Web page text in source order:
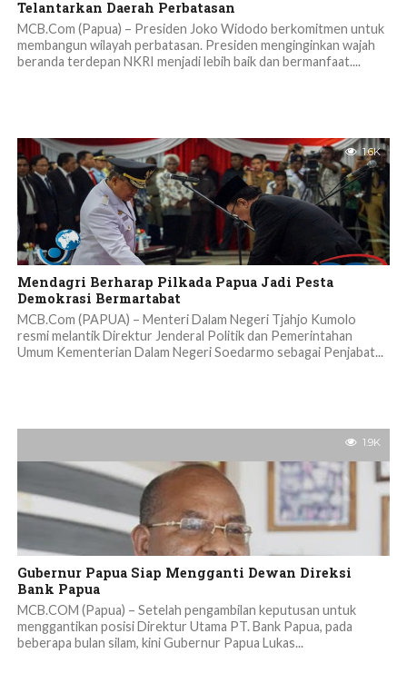
Telantarkan Daerah Perbatasan
MCB.Com (Papua) – Presiden Joko Widodo berkomitmen untuk
membangun wilayah perbatasan. Presiden menginginkan wajah
beranda terdepan NKRI menjadi lebih baik dan bermanfaat....
1.6K
Mendagri Berharap Pilkada Papua Jadi Pesta
Demokrasi Bermartabat
MCB.Com (PAPUA) – Menteri Dalam Negeri Tjahjo Kumolo
resmi melantik Direktur Jenderal Politik dan Pemerintahan
Umum Kementerian Dalam Negeri Soedarmo sebagai Penjabat...
1.9K
Gubernur Papua Siap Mengganti Dewan Direksi
Bank Papua
MCB.COM (Papua) – Setelah pengambilan keputusan untuk
menggantikan posisi Direktur Utama PT. Bank Papua, pada
beberapa bulan silam, kini Gubernur Papua Lukas...